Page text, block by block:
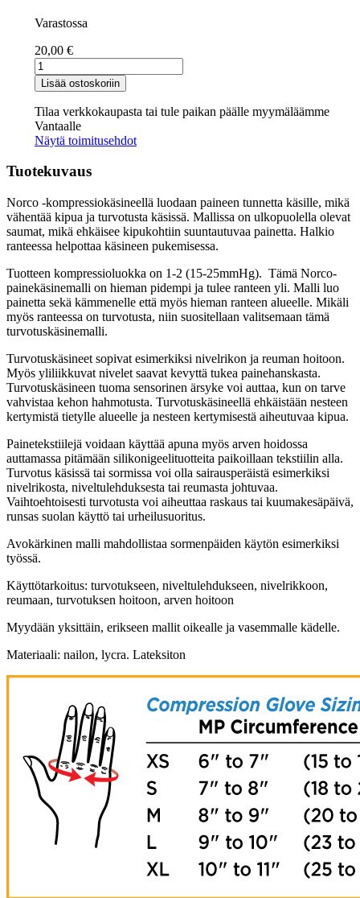
Varastossa
20,00 €
NORCO
turvotuskäsine
avokärkinen
määrä
Lisää ostoskoriin
Tilaa verkkokaupasta tai tule paikan päälle myymäläämme
Vantaalle
Näytä toimitusehdot
Tuotekuvaus
Norco -kompressiokäsineellä luodaan paineen tunnetta käsille, mikä
vähentää kipua ja turvotusta käsissä. Mallissa on ulkopuolella olevat
saumat, mikä ehkäisee kipukohtiin suuntautuvaa painetta. Halkio
ranteessa helpottaa käsineen pukemisessa.
Tuotteen kompressioluokka on 1-2 (15-25mmHg). Tämä Norco-
painekäsinemalli on hieman pidempi ja tulee ranteen yli. Malli luo
painetta sekä kämmenelle että myös hieman ranteen alueelle. Mikäli
myös ranteessa on turvotusta, niin suositellaan valitsemaan tämä
turvotuskäsinemalli.
Turvotuskäsineet sopivat esimerkiksi nivelrikon ja reuman hoitoon.
Myös yliliikkuvat nivelet saavat kevyttä tukea painehanskasta.
Turvotuskäsineen tuoma sensorinen ärsyke voi auttaa, kun on tarve
vahvistaa kehon hahmotusta. Turvotuskäsineellä ehkäistään nesteen
kertymistä tietylle alueelle ja nesteen kertymisestä aiheutuvaa kipua.
Painetekstiilejä voidaan käyttää apuna myös arven hoidossa
auttamassa pitämään silikonigeelituotteita paikoillaan tekstiilin alla.
Turvotus käsissä tai sormissa voi olla sairausperäistä esimerkiksi
nivelrikosta, niveltulehduksesta tai reumasta johtuvaa.
Vaihtoehtoisesti turvotusta voi aiheuttaa raskaus tai kuumakesäpäivä,
runsas suolan käyttö tai urheilusuoritus.
Avokärkinen malli mahdollistaa sormenpäiden käytön esimerkiksi
työssä.
Käyttötarkoitus: turvotukseen, niveltulehdukseen, nivelrikkoon,
reumaan, turvotuksen hoitoon, arven hoitoon
Myydään yksittäin, erikseen mallit oikealle ja vasemmalle kädelle.
Materiaali: nailon, lycra. Lateksiton